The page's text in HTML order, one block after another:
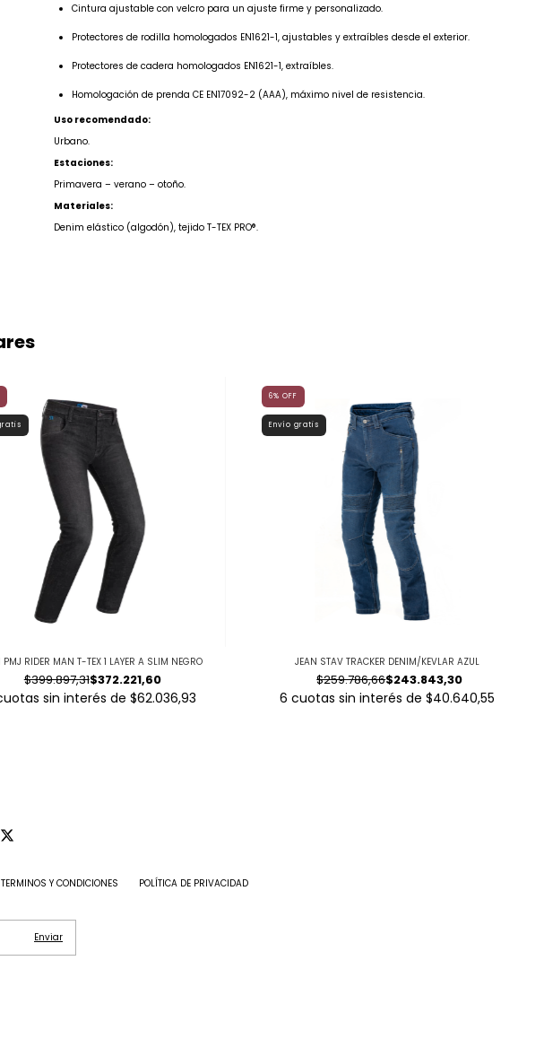
Cintura ajustable con velcro para un ajuste firme y personalizado.
Protectores de rodilla homologados EN1621-1, ajustables y extraíbles desde el exterior.
Protectores de cadera homologados EN1621-1, extraíbles.
Homologación de prenda CE EN17092-2 (AAA), máximo nivel de resistencia.
Uso recomendado:
Urbano.
Estaciones:
Primavera – verano – otoño.
Materiales:
Denim elástico (algodón), tejido T-TEX PRO®.
PMJ RIDER MAN T-TEX 1 LAYER A SLIM NEGRO
$372.221,60
$399.897,31
sin interés de$62.036,93
6% OFF
Envío gratis
JEAN STAV TRACKER DENIM/KEVLAR AZUL
$243.843,30
$259.786,66
6 cuotas sin interés de$40.640,55
TERMINOS Y CONDICIONES POLÍTICA DE PRIVACIDAD